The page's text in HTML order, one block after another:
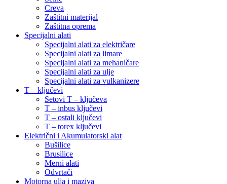
Creva
Zaštitni materijal
Zaštitna oprema
Specijalni alati
Specijalni alati za električare
Specijalni alati za limare
Specijalni alati za mehaničare
Specijalni alati za ulje
Specijalni alati za vulkanizere
T – ključevi
Setovi T – ključeva
T – inbus ključevi
T – ostali ključevi
T – torex ključevi
Električni i Akumulatorski alat
Bušilice
Brusilice
Merni alati
Odvrtači
Motorna ulja i maziva